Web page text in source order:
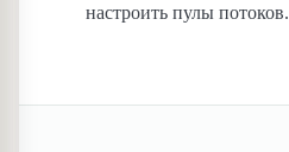
настроить пулы потоков.